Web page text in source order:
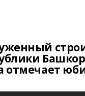
отмечает